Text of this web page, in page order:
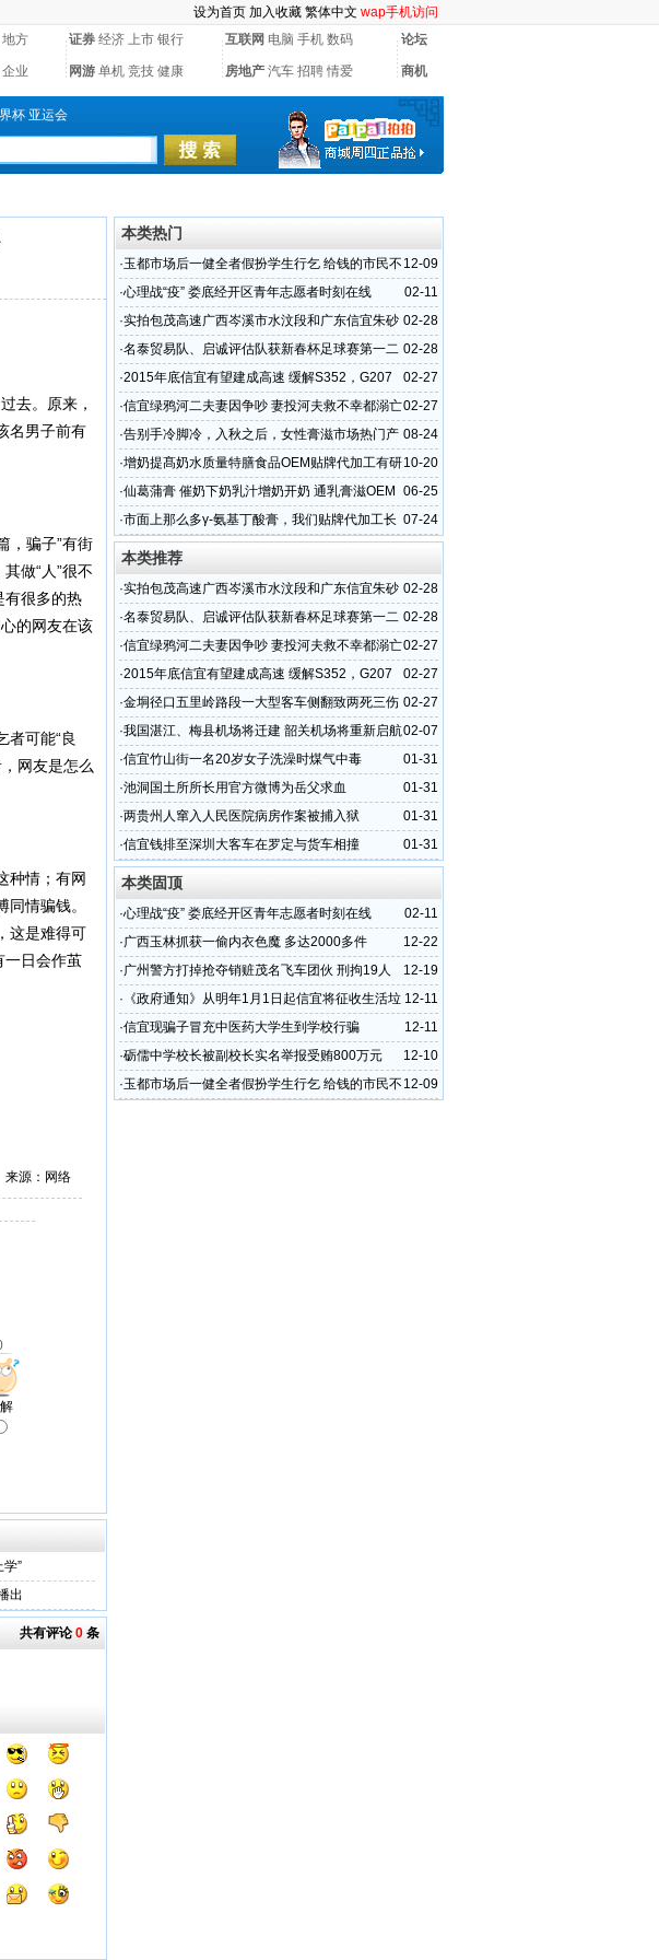
设为首页 加入收藏 繁体中文 wap手机访问
地方 证券 经济 上市 银行 互联网 电脑 手机 数码 论坛
企业 网游 单机 竞技 健康 房地产 汽车 招聘 情爱 商机
杯 亚运会
去。原来，
名男子前有
，骗子”有街
做“人”很不
有很多的热
的网友在该
可能“良
网友是怎么
种情；有网
情骗钱。
这是难得可
一日会作茧
来源：网络
”
出
共有评论0 条
本类热门
12-09
·玉都市场后一健全者假扮学生行乞 给钱的市民不
少
02-11
·心理战“疫” 娄底经开区青年志愿者时刻在线
02-28
·实拍包茂高速广西岑溪市水汶段和广东信宜朱砂
段的现状
02-28
·名泰贸易队、启诚评估队获新春杯足球赛第一二
名
02-27
·2015年底信宜有望建成高速 缓解S352，G207
的交通压
02-27
·信宜绿鸦河二夫妻因争吵 妻投河夫救不幸都溺亡
08-24
·告别手冷脚冷，入秋之后，女性膏滋市场热门产
品燕窝阿胶蜜膏
10-20
·增奶提髙奶水质量特膳食品OEM贴牌代加工有研
发团队厂家
06-25
·仙葛蒲膏 催奶下奶乳汁增奶开奶 通乳膏滋OEM
贴牌代厂家
07-24
·市面上那么多γ-氨基丁酸膏，我们贴牌代加工长
高产品不一样
本类推荐
02-28
·实拍包茂高速广西岑溪市水汶段和广东信宜朱砂
段的现状
02-28
·名泰贸易队、启诚评估队获新春杯足球赛第一二
名
02-27
·信宜绿鸦河二夫妻因争吵 妻投河夫救不幸都溺亡
02-27
·2015年底信宜有望建成高速 缓解S352，G207
的交通压
02-27
·金垌径口五里岭路段一大型客车侧翻致两死三伤
02-07
·我国湛江、梅县机场将迁建 韶关机场将重新启航
01-31
·信宜竹山街一名20岁女子洗澡时煤气中毒
01-31
·池洞国土所所长用官方微博为岳父求血
01-31
·两贵州人窜入人民医院病房作案被捕入狱
01-31
·信宜钱排至深圳大客车在罗定与货车相撞
本类固顶
02-11
·心理战“疫” 娄底经开区青年志愿者时刻在线
12-22
·广西玉林抓获一偷内衣色魔 多达2000多件
12-19
·广州警方打掉抢夺销赃茂名飞车团伙 刑拘19人
12-11
· 《政府通知》从明年1月1日起信宜将征收生活垃
圾处理费
12-11
·信宜现骗子冒充中医药大学生到学校行骗
12-10
·砺儒中学校长被副校长实名举报受贿800万元
12-09
·玉都市场后一健全者假扮学生行乞 给钱的市民不